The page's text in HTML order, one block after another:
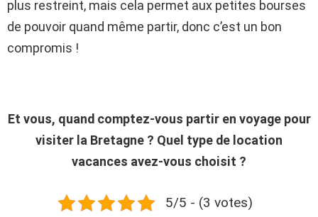
plus restreint, mais cela permet aux petites bourses
de pouvoir quand même partir, donc c’est un bon
compromis !
Et vous, quand comptez-vous partir en voyage pour
visiter la Bretagne ? Quel type de location
vacances avez-vous choisit ?
5/5 - (3 votes)